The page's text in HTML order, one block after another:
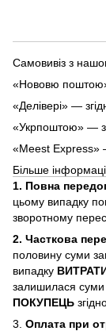
Самовивіз з
«Нововю
«Делівері» —
«Укрпоштою» —
«Meest Express»
Більше
1. Повна
цьому випадку
зворотному
2. Часткова
половину суми
випадку
залишилася суми
ПОКУПЕЦЬ
3. Оплата при